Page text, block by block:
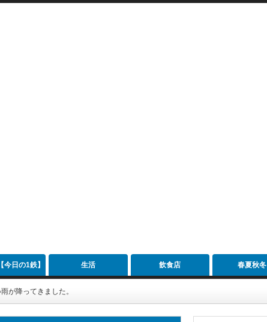
今日の1鉄】 生活 飲食店 春夏秋冬
が降ってきました。